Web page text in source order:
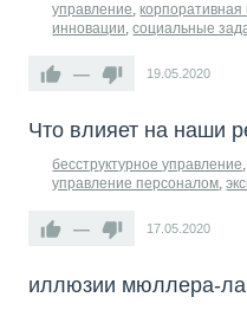
управление,корпоративная
инновации,социальные
— 19.05.2020
Что влияет на наши
бесструктурное управление
управление персоналом,
— 17.05.2020
иллюзии мюллера-